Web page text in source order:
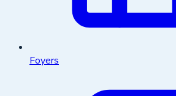
Foyers